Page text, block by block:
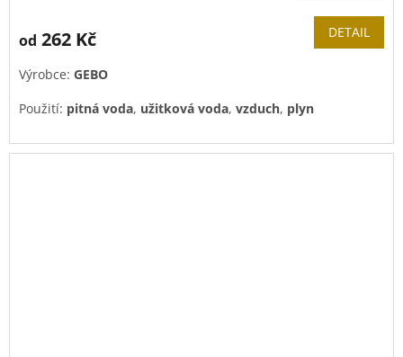
od 262 Kč DETAIL
Výrobce: GEBO
Použití: pitná voda, užitková voda, vzduch, plyn